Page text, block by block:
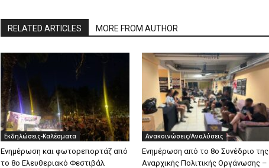
RELATED ARTICLES MORE FROM AUTHOR
Εκδηλώσεις-Καλέσματα
Ενημέρωση και φωτορεπορτάζ από
το 8ο Ελευθεριακό Φεστιβάλ
Ανακοινώσεις/Αναλύσεις
Ενημέρωση από το 8ο Συνέδριο της
Αναρχικής Πολιτικής Οργάνωσης –